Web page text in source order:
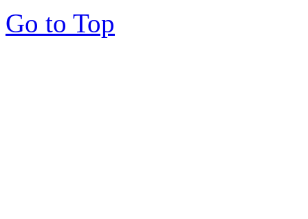
Go to Top